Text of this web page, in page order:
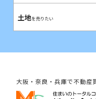
土地を売りたい
大阪・奈良・兵庫で不動産